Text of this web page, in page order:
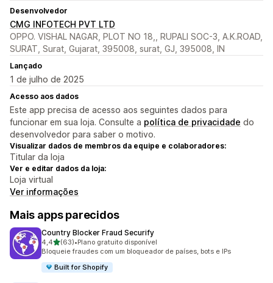
Desenvolvedor
CMG INFOTECH PVT LTD
OPPO. VISHAL NAGAR, PLOT NO 18,, RUPALI SOC-3, A.K.ROAD,
SURAT, Surat, Gujarat, 395008, surat, GJ, 395008, IN
Lançado
1 de julho de 2025
Acesso aos dados
Este app precisa de acesso aos seguintes dados para
funcionar em sua loja. Consulte a política de privacidade do
desenvolvedor para saber o motivo.
Visualizar dados de membros da equipe e colaboradores:
Titular da loja
Ver e editar dados da loja:
Loja virtual
Ver informações
Mais apps parecidos
Country Blocker Fraud Securify
4,4de 5 estrelas
(63)
63 avaliações ao todo
•Plano gratuito disponível
Bloqueie fraudes com um bloqueador de países, bots e IPs
Built for Shopify